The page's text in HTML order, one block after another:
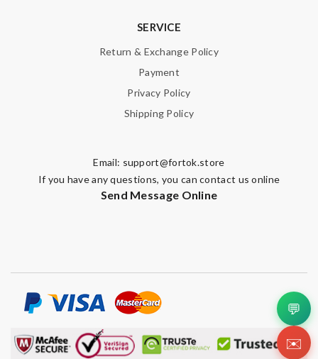
SERVICE
Return & Exchange Policy
Payment
Privacy Policy
Shipping Policy
Email: support@fortok.store
If you have any questions, you can contact us online
Send Message Online
💬
✉️